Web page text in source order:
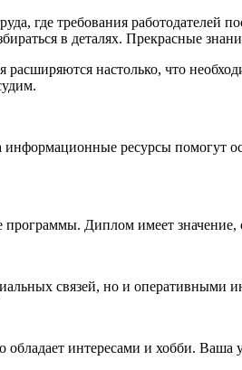
где требования работодателей
в деталях. Прекрасные
настолько, что
ресурсы помогут
Диплом имеет
связей, но и
интересами и хобби. Ваша